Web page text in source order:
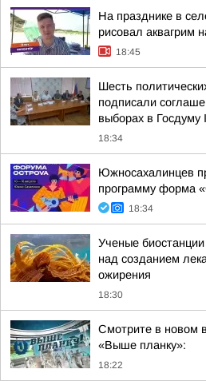
На празднике в
рисовал аквагрим
18:45
Шесть
подписали
выборах в Госдуму
18:34
Южносахалинцев
программу форма
18:34
Ученые
над созданием
ожирения
18:30
Смотрите в новом
«Выше планку»:
18:22